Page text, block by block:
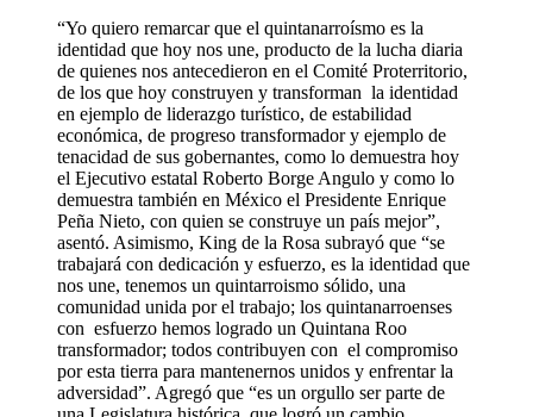
“Yo quiero remarcar que el quintanarroísmo es la
identidad que hoy nos une, producto de la lucha diaria
de quienes nos antecedieron en el Comité Proterritorio,
de los que hoy construyen y transforman la identidad
en ejemplo de liderazgo turístico, de estabilidad
económica, de progreso transformador y ejemplo de
tenacidad de sus gobernantes, como lo demuestra hoy
el Ejecutivo estatal Roberto Borge Angulo y como lo
demuestra también en México el Presidente Enrique
Peña Nieto, con quien se construye un país mejor”,
asentó. Asimismo, King de la Rosa subrayó que “se
trabajará con dedicación y esfuerzo, es la identidad que
nos une, tenemos un quintarroismo sólido, una
comunidad unida por el trabajo; los quintanarroenses
con esfuerzo hemos logrado un Quintana Roo
transformador; todos contribuyen con el compromiso
por esta tierra para mantenernos unidos y enfrentar la
adversidad”. Agregó que “es un orgullo ser parte de